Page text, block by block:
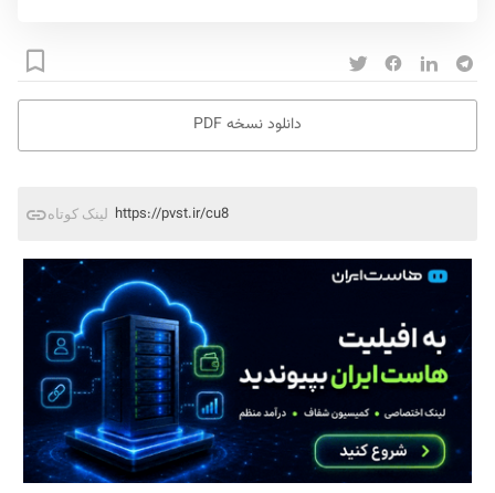
دانلود نسخه PDF
لینک کوتاه https://pvst.ir/cu8